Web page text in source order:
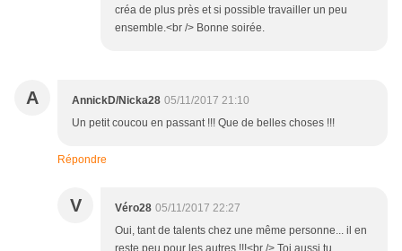
créa de plus près et si possible travailler un peu
ensemble.<br /> Bonne soirée.
A AnnickD/Nicka28 05/11/2017 21:10
Un petit coucou en passant !!! Que de belles choses !!!
Répondre
V Véro28 05/11/2017 22:27
Oui, tant de talents chez une même personne... il en
reste peu pour les autres !!!<br /> Toi aussi tu